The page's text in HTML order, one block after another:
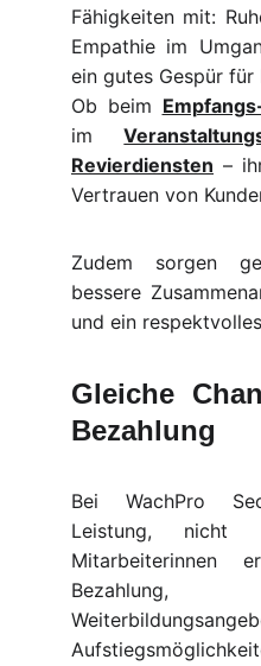
Fähigkeiten mit:
Empathie im
ein gutes Gespür für
Ob beim
im
Revierdiensten –
Vertrauen von
Zudem sorgen
bessere
und ein
Gleiche
Bezahlung
Bei WachPro
Leistung, nicht
Mitarbeiterinnen